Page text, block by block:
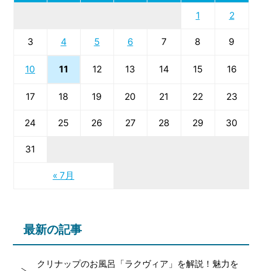
« 7月
1 2
3 4 5 6 7 8 9
10 11 12 13 14 15 16
17 18 19 20 21 22 23
24 25 26 27 28 29 30
31
最新の記事
クリナップのお風呂「ラクヴィア」を解説！魅力を